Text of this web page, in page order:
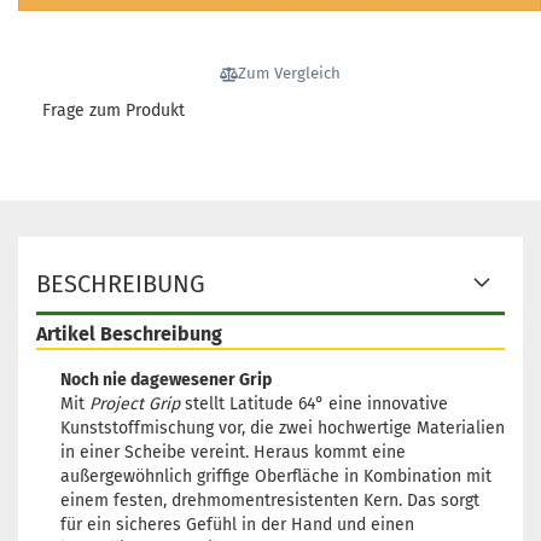
Zum Vergleich
Frage zum Produkt
BESCHREIBUNG
Artikel Beschreibung
Noch nie dagewesener Grip
Mit Project Gripstellt Latitude 64° eine innovative
Kunststoffmischung vor, die zwei hochwertige Materialien
in einer Scheibe vereint. Heraus kommt eine
außergewöhnlich griffige Oberfläche in Kombination mit
einem festen, drehmomentresistenten Kern. Das sorgt
für ein sicheres Gefühl in der Hand und einen